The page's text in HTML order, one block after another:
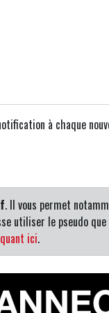
à chaque
. Il vous permet
utiliser le pseudo
ici.